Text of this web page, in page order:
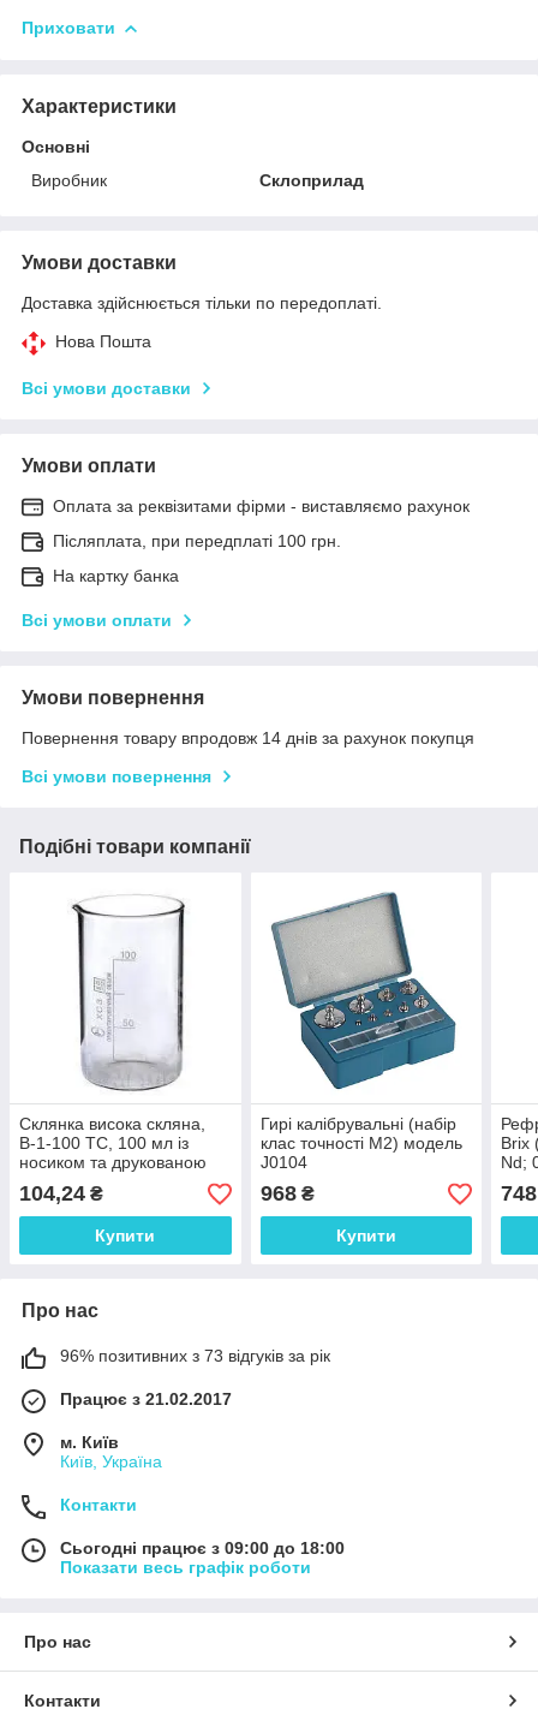
Приховати
Характеристики
Основні
Виробник
Склоприлад
Умови доставки
Доставка здійснюється тільки по передоплаті.
Нова Пошта
Всі умови доставки
Умови оплати
Оплата за реквізитами фірми - виставляємо рахунок
Післяплата, при передплаті 100 грн.
На картку банка
Всі умови оплати
Умови повернення
Повернення товару впродовж 14 днів за рахунок покупця
Всі умови повернення
Подібні товари компанії
Склянка висока скляна,
В-1-100 ТС, 100 мл із
носиком та друкованою
шкалою. Україна
104,24 ₴
Купити
Гирі калібрувальні (набір
клас точності М2) модель
J0104
(100,50,20,20,10,5,2,2,1 г)
Китай
968₴
Купити
Brix
Nd;
748
Про нас
96% позитивних з 73 відгуків за рік
Працює з 21.02.2017
м. Київ
Київ, Україна
Контакти
Сьогодні працює з 09:00 до 18:00
Показати весь графік роботи
Про нас
Контакти